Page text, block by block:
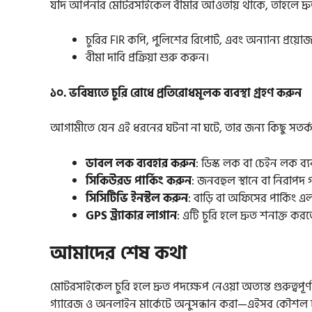
যদি আপনার মোটরসাইকেল বীমার আওতায় থাকে, তাহলে
চুরির FIR কপি, পুলিশের রিপোর্ট, এবং অন্যান্য
বীমা দাবি প্রক্রিয়া শুরু করুন।
১০. ভবিষ্যতে চুরি রোধে প্রতিরোধমূলক ব্যবস্থা গ্রহণ করুন
আগামীতে যেন এই ধরনের ঘটনা না ঘটে, তার জন্য কিছু
ডাবল লক ব্যবহার করুন: ডিস্ক লক বা চেইন লক
সিকিউরড পার্কিং করুন: জনবহুল স্থানে বা নিরাপদ
সিসিটিভি ইনস্টল করুন: বাড়ি বা অফিসের পার্কিং
GPS ট্র্যাকার লাগান: এটি চুরি হলে দ্রুত শনাক্ত
আমাদের শেষ কথা
মোটরসাইকেল চুরি হলে দ্রুত পদক্ষেপ নেওয়া অত্যন্ত
গ্যারেজ ও অনলাইন মার্কেটে অনুসন্ধান করা—এইসব কৌশল